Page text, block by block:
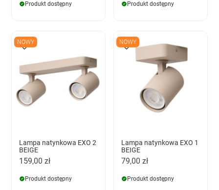
Produkt dostępny Produkt dostępny
NOWY
Lampa natynkowa EXO 2
BEIGE
159,00 zł
Produkt dostępny
NOWY
Lampa natynkowa EXO 1
BEIGE
79,00 zł
Produkt dostępny